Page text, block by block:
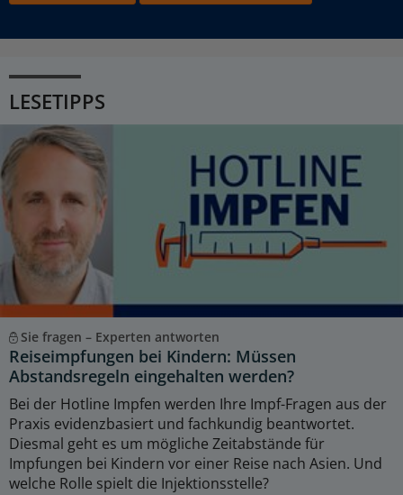
LESETIPPS
Sie fragen – Experten antworten
Reiseimpfungen bei Kindern: Müssen
Abstandsregeln eingehalten werden?
Bei der Hotline Impfen werden Ihre Impf-Fragen aus der
Praxis evidenzbasiert und fachkundig beantwortet.
Diesmal geht es um mögliche Zeitabstände für
Impfungen bei Kindern vor einer Reise nach Asien. Und
welche Rolle spielt die Injektionsstelle?